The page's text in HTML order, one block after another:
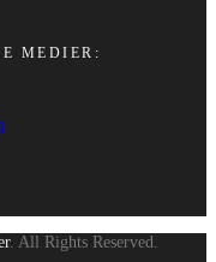
MEDIER:
. All Rights Reserved.